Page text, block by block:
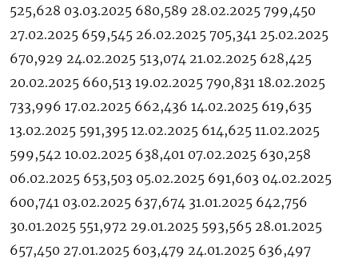
525,628 03.03.2025 680,589 28.02.2025 799,450
27.02.2025 659,545 26.02.2025 705,341 25.02.2025
670,929 24.02.2025 513,074 21.02.2025 628,425
20.02.2025 660,513 19.02.2025 790,831 18.02.2025
733,996 17.02.2025 662,436 14.02.2025 619,635
13.02.2025 591,395 12.02.2025 614,625 11.02.2025
599,542 10.02.2025 638,401 07.02.2025 630,258
06.02.2025 653,503 05.02.2025 691,603 04.02.2025
600,741 03.02.2025 637,674 31.01.2025 642,756
30.01.2025 551,972 29.01.2025 593,565 28.01.2025
657,450 27.01.2025 603,479 24.01.2025 636,497